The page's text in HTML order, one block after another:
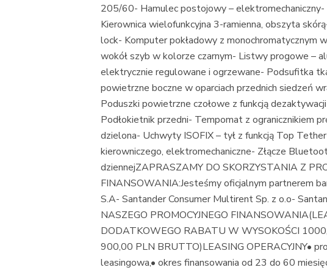
205/60- Hamulec postojowy – elektromechaniczny-
Kierownica wielofunkcyjna 3-ramienna, obszyta
lock- Komputer pokładowy z monochromatycznym
wokół szyb w kolorze czarnym- Listwy progowe –
elektrycznie regulowane i ogrzewane- Podsufitka
powietrzne boczne w oparciach przednich siedzeń
Poduszki powietrzne czołowe z funkcją
Podłokietnik przedni- Tempomat z ogranicznikiem
dzielona- Uchwyty ISOFIX – tył z funkcją Top
kierowniczego, elektromechaniczne- Złącze
dziennejZAPRASZAMY DO SKORZYSTANIA Z
FINANSOWANIA:Jesteśmy oficjalnym partnerem
S.A- Santander Consumer Multirent Sp. z o.o-
NASZEGO PROMOCYJNEGO
DODATKOWEGO RABATU W WYSOKOŚCI
900,00 PLN BRUTTO)LEASING OPERACYJNY•
leasingowa,• okres finansowania od 23 do 60